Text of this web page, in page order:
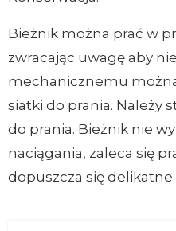
Bieżnik można prać w
zwracając uwagę aby
mechanicznemu
siatki do prania. Należy
do prania. Bieżnik nie
naciągania, zaleca się
dopuszcza się